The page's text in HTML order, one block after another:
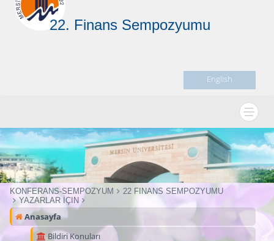
22. Finans Sempozyumu
English
KONFERANS-SEMPOZYUM
22 FINANS SEMPOZYUMU
YAZARLAR İÇIN
Anasayfa
Bildiri Konuları